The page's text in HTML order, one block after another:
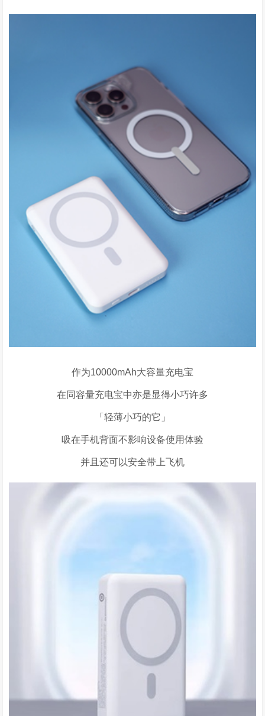
作为10000mAh大容量充电宝
在同容量充电宝中亦是显得小巧许多
「轻薄小巧的它」
吸在手机背面不影响设备使用体验
并且还可以安全带上飞机